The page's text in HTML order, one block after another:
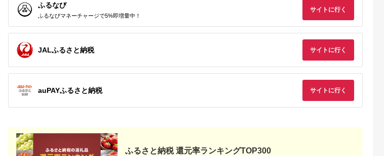
出典：ふるさとチョイ
兵庫県 芦屋市
テル竹園芦屋」ご宿泊
・ ご飲食券 20000円
【宿泊券 お食事券 入
素泊まり 朝食付き 1
泊2食付き サウナ付き
大浴場 レストラン カ
フェ 食事 ランチ ディ
寄付金額:67,000円
石川県 金沢市
5.0
寄付金額:100,000円
京都 府久御山町
寄付金額:72,000円
東京都墨田区
スカイツリー 入場券
イジーヌ フランス料
寄付金額:75,000円
東京都渋谷区
お花屋さんのカフェ
寄付金額:7,000円
兵庫県 神戸市
「ホテル ラ・スイー
ド」レストランディ
ー券
寄付金額:100,000
ふるなび
ふるなびマネーチャージで5%即増量中！
サイトに行く
JALふるさと納税 サイトに行く
auPAYふるさと納税 サイトに行く
ふるさと納税 還元率ランキングTOP300